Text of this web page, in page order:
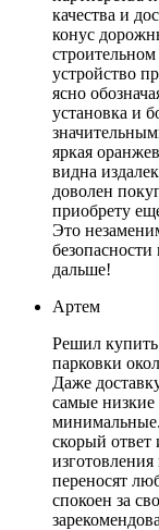
качества и
конус
устройство
ясно
установка и
яркая
видна
доволен
приобрету
Это
дальше!
Артем
Решил
парковки
Даже
самые низкие
минимальные.
скорый
переносят
спокоен за